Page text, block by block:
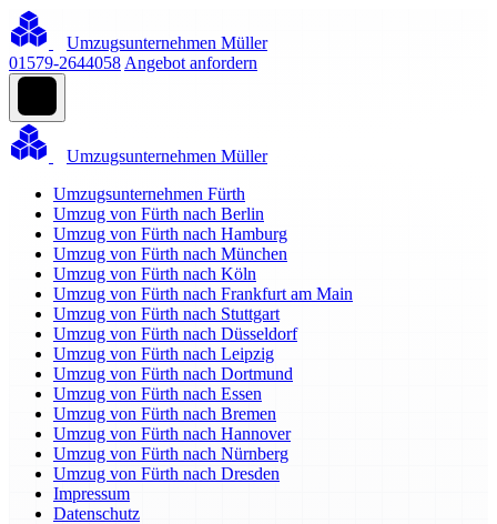
Umzugsunternehmen Müller
01579-2644058 Angebot anfordern
Umzugsunternehmen Müller
Umzugsunternehmen Fürth
Umzug von Fürth nach Berlin
Umzug von Fürth nach Hamburg
Umzug von Fürth nach München
Umzug von Fürth nach Köln
Umzug von Fürth nach Frankfurt am Main
Umzug von Fürth nach Stuttgart
Umzug von Fürth nach Düsseldorf
Umzug von Fürth nach Leipzig
Umzug von Fürth nach Dortmund
Umzug von Fürth nach Essen
Umzug von Fürth nach Bremen
Umzug von Fürth nach Hannover
Umzug von Fürth nach Nürnberg
Umzug von Fürth nach Dresden
Impressum
Datenschutz